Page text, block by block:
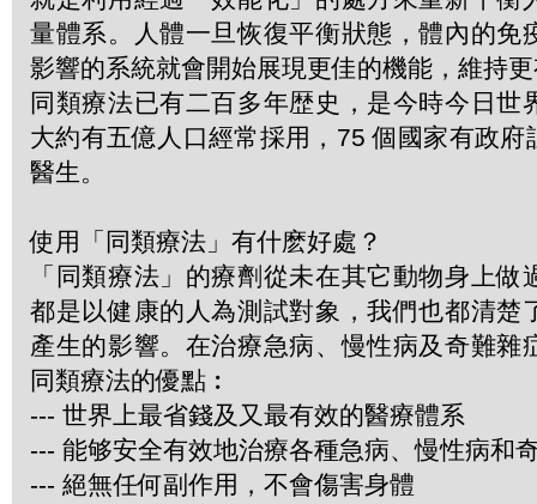
量體系。人體一旦恢復平衡狀態，體內的免
影響的系統就會開始展現更佳的機能，維持
同類療法已有二百多年歴史，是今時今日世
大約有五億人口經常採用，75 個國家有政府
醫生。
使用「同類療法」有什麽好處？
「同類療法」的療劑從未在其它動物身上做
都是以健康的人為測試對象，我們也都清楚
產生的影響。在治療急病、慢性病及奇難雜
同類療法的優點︰
--- 世界上最省錢及又最有效的醫療體系
--- 能够安全有效地治療各種急病、慢性病和
--- 絕無任何副作用，不會傷害身體